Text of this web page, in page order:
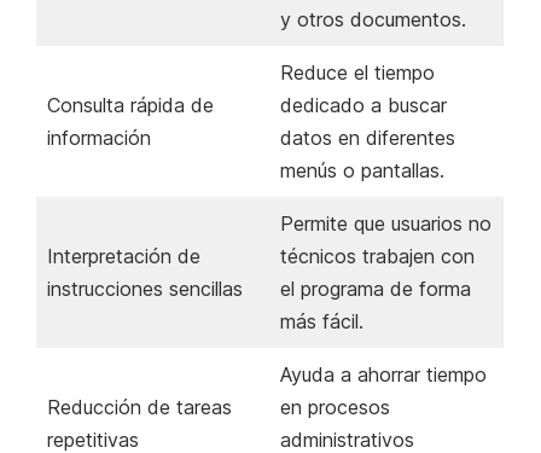
y otros documentos.
Consulta rápida de
información
Reduce el tiempo
dedicado a buscar
datos en diferentes
menús o pantallas.
Interpretación de
instrucciones sencillas
Permite que usuarios no
técnicos trabajen con
el programa de forma
más fácil.
Reducción de tareas
repetitivas
Ayuda a ahorrar tiempo
en procesos
administrativos